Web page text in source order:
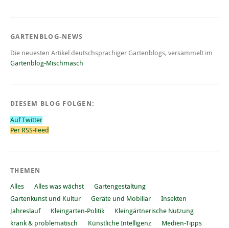
GARTENBLOG-NEWS
Die neuesten Artikel deutschsprachiger Gartenblogs, versammelt im
Gartenblog-Mischmasch
DIESEM BLOG FOLGEN:
Auf Twitter
Per RSS-Feed
THEMEN
Alles Alles was wächst
Gartengestaltung
Gartenkunst und Kultur
Geräte und Mobiliar
Insekten
Jahreslauf
Kleingarten-Politik
Kleingärtnerische Nutzung
krank & problematisch
Künstliche Intelligenz
Medien-Tipps